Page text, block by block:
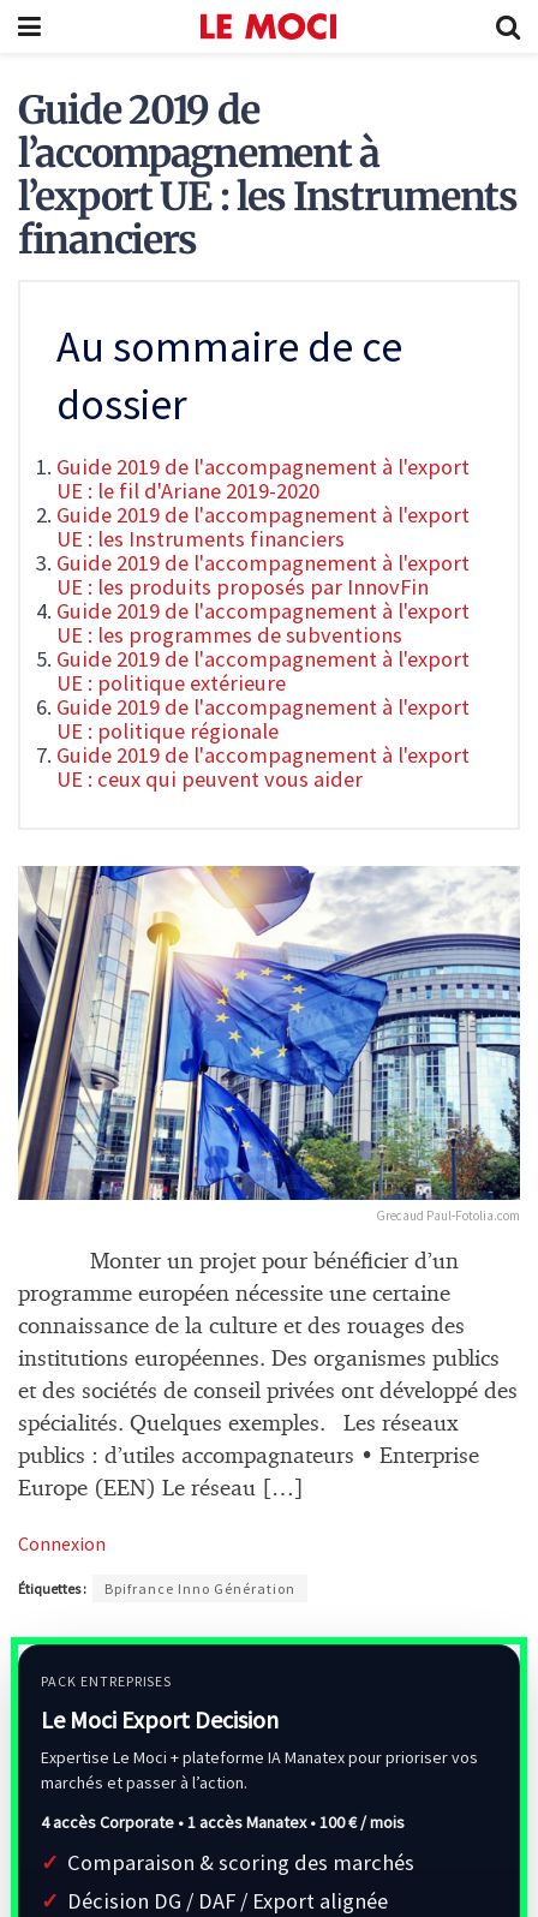
Guide 2019 de
l’accompagnement à
l’export UE : les Instruments
financiers
Au sommaire de ce
dossier
Guide 2019 de l'accompagnement à l'export
UE : le fil d'Ariane 2019-2020
Guide 2019 de l'accompagnement à l'export
UE : les Instruments financiers
Guide 2019 de l'accompagnement à l'export
UE : les produits proposés par InnovFin
Guide 2019 de l'accompagnement à l'export
UE : les programmes de subventions
Guide 2019 de l'accompagnement à l'export
UE : politique extérieure
Guide 2019 de l'accompagnement à l'export
UE : politique régionale
Guide 2019 de l'accompagnement à l'export
UE : ceux qui peuvent vous aider
Grecaud Paul-Fotolia.com
Monter un projet pour bénéficier d’un
programme européen nécessite une certaine
connaissance de la culture et des rouages des
institutions européennes. Des organismes publics
et des sociétés de conseil privées ont développé des
spécialités. Quelques exemples. Les réseaux
publics : d’utiles accompagnateurs • Enterprise
Europe (EEN) Le réseau […]
Connexion
Étiquettes : Bpifrance Inno Génération
PACK ENTREPRISES
Le Moci Export Decision
Expertise Le Moci + plateforme IA Manatex pour prioriser vos
marchés et passer à l’action.
4 accès Corporate • 1 accès Manatex •100 € / mois
Comparaison & scoring des marchés
Décision DG / DAF / Export alignée